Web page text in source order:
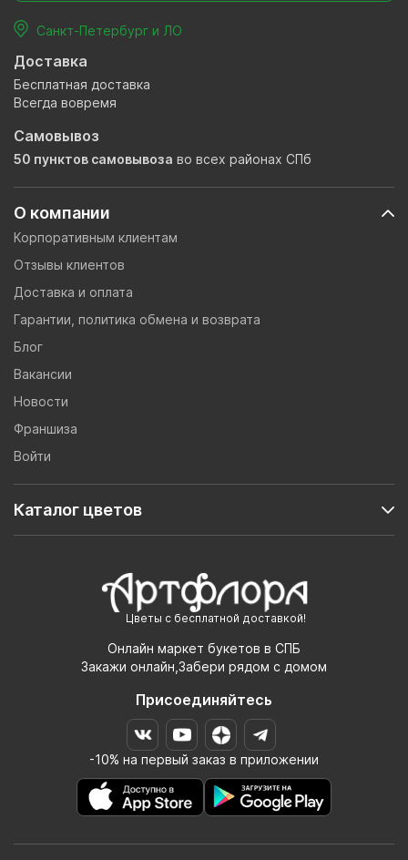
Цветы с бесплатной доставкой!
Онлайн маркет букетов в СПБ
Закажи онлайн,Забери рядом с домом
Присоединяйтесь
-10% на первый заказ в приложении
О компании
Корпоративным клиентам
Отзывы клиентов
Доставка и оплата
Гарантии, политика обмена и возврата
Блог
Вакансии
Новости
Франшиза
Войти
Каталог цветов
Санкт-Петербург и ЛО
Доставка
Бесплатная доставка
Всегда вовремя
Самовывоз
50 пунктов самовывоза во всех районах СПб